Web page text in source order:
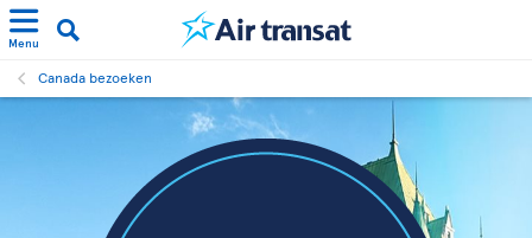
Menu
Canada bezoeken